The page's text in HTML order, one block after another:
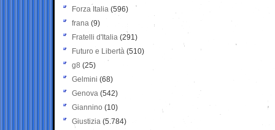
Forza Italia (596)
frana (9)
Fratelli d'Italia (291)
Futuro e Libertà (510)
g8 (25)
Gelmini (68)
Genova (542)
Giannino (10)
Giustizia (5.784)